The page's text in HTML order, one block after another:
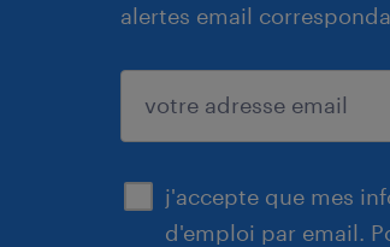
alertes email
j'accepte que mes
d'emploi par email.
enregistrer